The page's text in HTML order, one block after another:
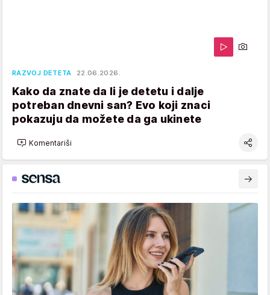
RAZVOJ DETETA 22.06.2026.
Kako da znate da li je detetu i dalje
potreban dnevni san? Evo koji znaci
pokazuju da možete da ga ukinete
Komentariši